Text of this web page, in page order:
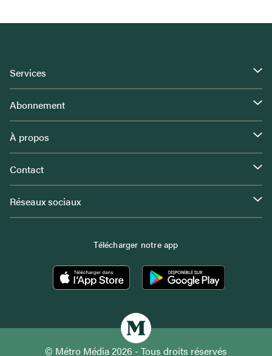
Services
Abonnement
À propos
Contact
Réseaux sociaux
Télécharger notre app
© Métro Média 2026 - Tous droits réservés